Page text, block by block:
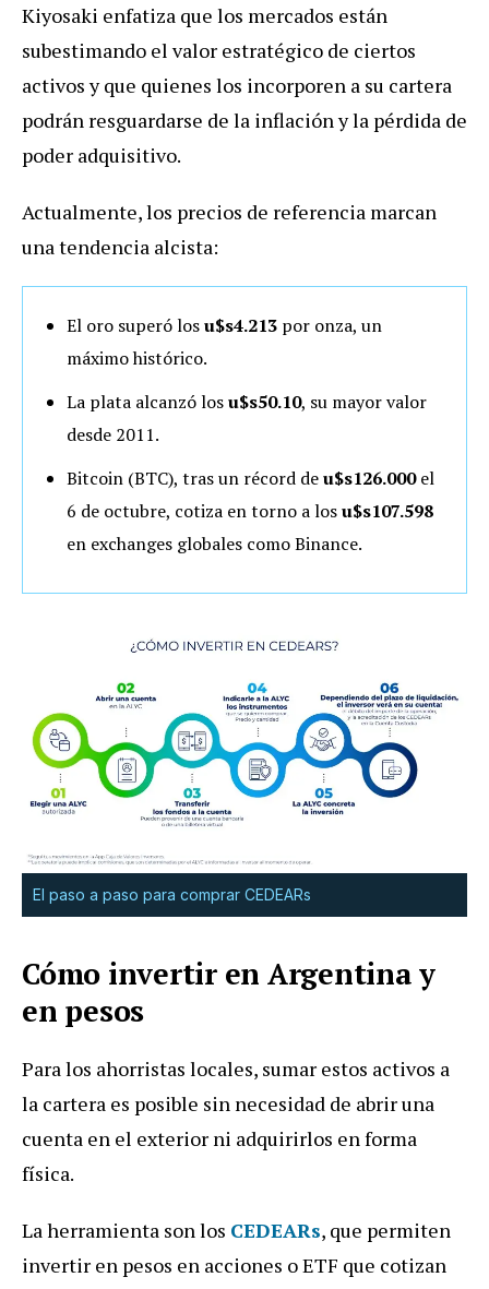
Kiyosaki enfatiza que los mercados están
subestimando el valor estratégico de ciertos
activos y que quienes los incorporen a su cartera
podrán resguardarse de la inflación y la pérdida de
poder adquisitivo.
Actualmente, los precios de referencia marcan
una tendencia alcista:
El oro superó losu$s4.213 por onza, un
máximo histórico.
La plata alcanzó losu$s50.10, su mayor valor
desde 2011.
Bitcoin (BTC), tras un récord deu$s126.000el
6 de octubre, cotiza en torno a losu$s107.598
en exchanges globales como Binance.
El paso a paso para comprar CEDEARs
Cómo invertir en Argentina y
en pesos
Para los ahorristas locales, sumar estos activos a
la cartera es posible sin necesidad de abrir una
cuenta en el exterior ni adquirirlos en forma
física.
La herramienta son los CEDEARs, que permiten
invertir en pesos en acciones o ETF que cotizan